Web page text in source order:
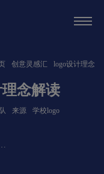
创意灵感汇
logo设计理念
念解读
来源 学校logo